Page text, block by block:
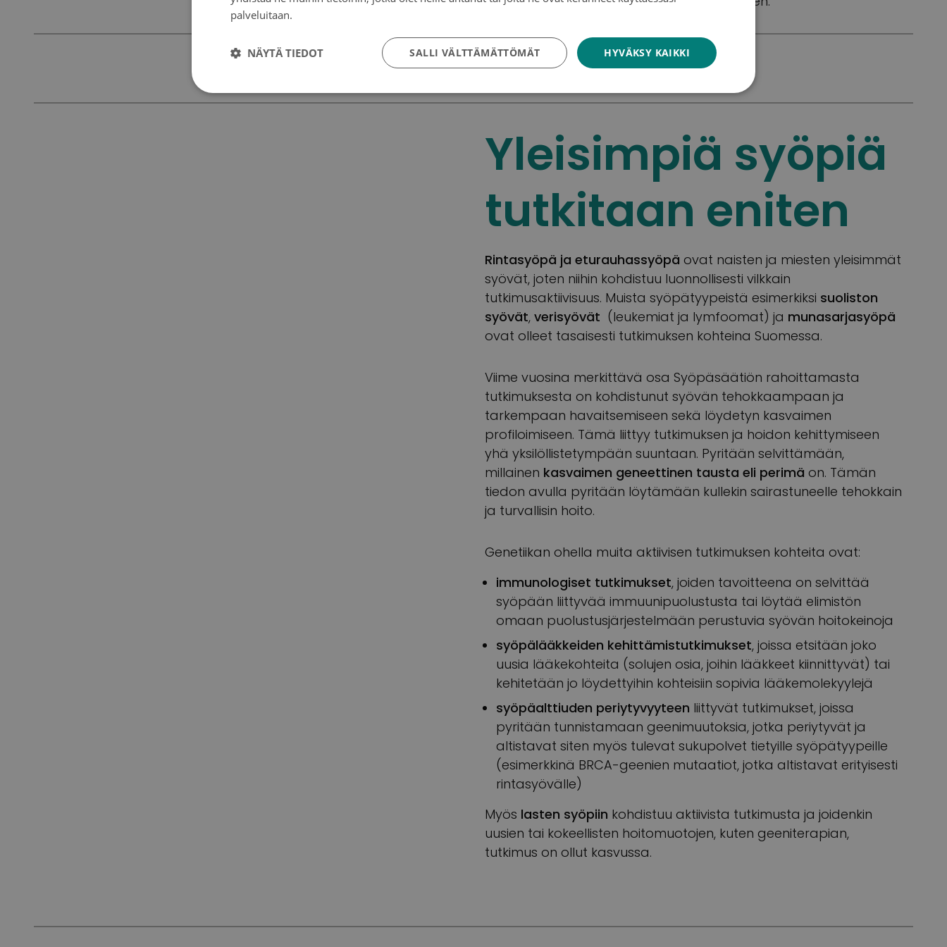
Yleisimpiä syöpiä
tutkitaan eniten
Rintasyöpä ja eturauhassyöpä ovat naisten ja miesten yleisimmät
syövät, joten niihin kohdistuu luonnollisesti vilkkain
tutkimusaktiivisuus. Muista syöpätyypeistä esimerkiksi suoliston
syövät, verisyövät (leukemiat ja lymfoomat) ja munasarjasyöpä
ovat olleet tasaisesti tutkimuksen kohteina Suomessa.
Viime vuosina merkittävä osa Syöpäsäätiön rahoittamasta
tutkimuksesta on kohdistunut syövän tehokkaampaan ja
tarkempaan havaitsemiseen sekä löydetyn kasvaimen
profiloimiseen. Tämä liittyy tutkimuksen ja hoidon kehittymiseen
yhä yksilöllistetympään suuntaan. Pyritään selvittämään,
millainen kasvaimen geneettinen tausta eli perimä on. Tämän
tiedon avulla pyritään löytämään kullekin sairastuneelle tehokkain
ja turvallisin hoito.
Genetiikan ohella muita aktiivisen tutkimuksen kohteita ovat:
immunologiset tutkimukset, joiden tavoitteena on selvittää
syöpään liittyvää immuunipuolustusta tai löytää elimistön
omaan puolustusjärjestelmään perustuvia syövän hoitokeinoja
syöpälääkkeiden kehittämistutkimukset, joissa etsitään joko
uusia lääkekohteita (solujen osia, joihin lääkkeet kiinnittyvät) tai
kehitetään jo löydettyihin kohteisiin sopivia lääkemolekyylejä
syöpäalttiuden periytyvyyteen liittyvät tutkimukset, joissa
pyritään tunnistamaan geenimuutoksia, jotka periytyvät ja
altistavat siten myös tulevat sukupolvet tietyille syöpätyypeille
(esimerkkinä BRCA-geenien mutaatiot, jotka altistavat erityisesti
rintasyövälle)
Myös lasten syöpiin kohdistuu aktiivista tutkimusta ja joidenkin
uusien tai kokeellisten hoitomuotojen, kuten geeniterapian,
tutkimus on ollut kasvussa.
palveluitaan.
HYVÄKSY KAIKKI
SALLI VÄLTTÄMÄTTÖMÄT
NÄYTÄ TIEDOT